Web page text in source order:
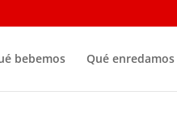
bebemos Qué enredamos